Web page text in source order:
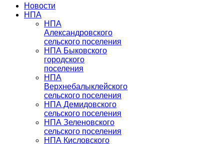
Новости
НПА
НПА
Александровского
сельского поселения
НПА Быковского
городского
поселения
НПА
Верхнебалыклейского
сельского поселения
НПА Демидовского
сельского поселения
НПА Зеленовского
сельского поселения
НПА Кисловского